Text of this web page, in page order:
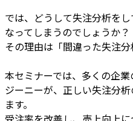
では、どうして失注分析を
なってしまうのでしょうか？
その理由は「間違った失注分
本セミナーでは、多くの企
ジーニーが、正しい失注分
ます。